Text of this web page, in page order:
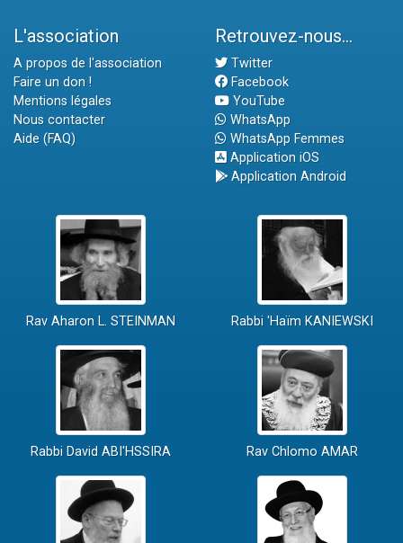
L'association
A propos de l'association
Faire un don !
Mentions légales
Nous contacter
Aide (FAQ)
Retrouvez-nous...
Twitter
Facebook
YouTube
WhatsApp
WhatsApp Femmes
Application iOS
Application Android
Rav Aharon L. STEINMAN Rabbi 'Haïm KANIEWSKI
Rabbi David ABI'HSSIRA Rav Chlomo AMAR